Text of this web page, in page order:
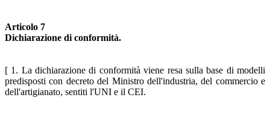
Articolo 7
Dichiarazione di conformità.
[ 1. La dichiarazione di conformità viene resa sulla base di modelli
predisposti con decreto del Ministro dell'industria, del commercio e
dell'artigianato, sentiti l'UNI e il CEI.